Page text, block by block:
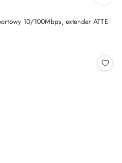
10/100Mbps, extender ATTE